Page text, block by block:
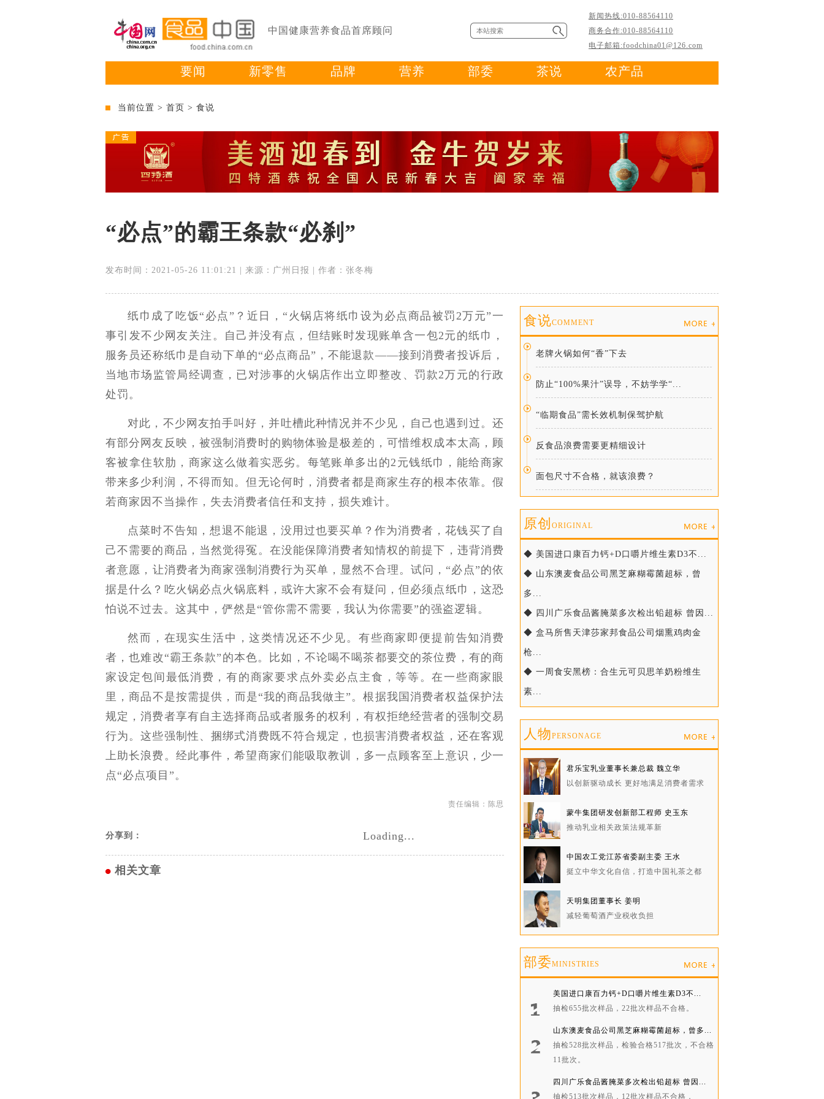
中国健康营养食品首席顾问
新闻热线:010-88564110
商务合作:010-88564110
电子邮箱:foodchina01@126.com
要闻 新零售 品牌 营养 部委 茶说 农产品
当前位置 > 首页 > 食说
“必点”的霸王条款“必刹”
发布时间：2021-05-26 11:01:21 | 来源：广州日报 | 作者：张冬梅
纸巾成了吃饭“必点”？近日，“火锅店将纸巾设为必点商品被罚2万元”一
事引发不少网友关注。自己并没有点，但结账时发现账单含一包2元的纸巾，
服务员还称纸巾是自动下单的“必点商品”，不能退款——接到消费者投诉后，
当地市场监管局经调查，已对涉事的火锅店作出立即整改、罚款2万元的行政
处罚。
对此，不少网友拍手叫好，并吐槽此种情况并不少见，自己也遇到过。还
有部分网友反映，被强制消费时的购物体验是极差的，可惜维权成本太高，顾
客被拿住软肋，商家这么做着实恶劣。每笔账单多出的2元钱纸巾，能给商家
带来多少利润，不得而知。但无论何时，消费者都是商家生存的根本依靠。假
若商家因不当操作，失去消费者信任和支持，损失难计。
点菜时不告知，想退不能退，没用过也要买单？作为消费者，花钱买了自
己不需要的商品，当然觉得冤。在没能保障消费者知情权的前提下，违背消费
者意愿，让消费者为商家强制消费行为买单，显然不合理。试问，“必点”的依
据是什么？吃火锅必点火锅底料，或许大家不会有疑问，但必须点纸巾，这恐
怕说不过去。这其中，俨然是“管你需不需要，我认为你需要”的强盗逻辑。
然而，在现实生活中，这类情况还不少见。有些商家即便提前告知消费
者，也难改“霸王条款”的本色。比如，不论喝不喝茶都要交的茶位费，有的商
家设定包间最低消费，有的商家要求点外卖必点主食，等等。在一些商家眼
里，商品不是按需提供，而是“我的商品我做主”。根据我国消费者权益保护法
规定，消费者享有自主选择商品或者服务的权利，有权拒绝经营者的强制交易
行为。这些强制性、捆绑式消费既不符合规定，也损害消费者权益，还在客观
上助长浪费。经此事件，希望商家们能吸取教训，多一点顾客至上意识，少一
点“必点项目”。
责任编辑：陈思
分享到： Loading...
相关文章
食说COMMENT
老牌火锅如何“香”下去
防止“100%果汁”误导，不妨学学“...
“临期食品”需长效机制保驾护航
反食品浪费需要更精细设计
面包尺寸不合格，就该浪费？
原创 ORIGINAL
◆ 美国进口康百力钙+D口嚼片维生素D3不...
◆ 山东澳麦食品公司黑芝麻糊霉菌超标，曾
多...
◆ 四川广乐食品酱腌菜多次检出铅超标 曾因...
◆ 盒马所售天津莎家邦食品公司烟熏鸡肉金
枪...
◆ 一周食安黑榜：合生元可贝思羊奶粉维生
素...
人物PERSONAGE
君乐宝乳业董事长兼总裁 魏立华
以创新驱动成长 更好地满足消费者需求
蒙牛集团研发创新部工程师 史玉东
推动乳业相关政策法规革新
中国农工党江苏省委副主委 王水
挺立中华文化自信，打造中国礼茶之都
天明集团董事长 姜明
减轻葡萄酒产业税收负担
部委MINISTRIES
美国进口康百力钙+D口嚼片维生素D3不...
抽检655批次样品，22批次样品不合格。
山东澳麦食品公司黑芝麻糊霉菌超标，曾多...
抽检528批次样品，检验合格517批次，不合格
11批次。
四川广乐食品酱腌菜多次检出铅超标 曾因...
抽检513批次样品，12批次样品不合格，